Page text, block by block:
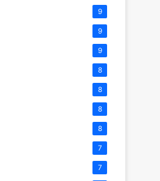
9
9
9
8
8
8
8
7
7